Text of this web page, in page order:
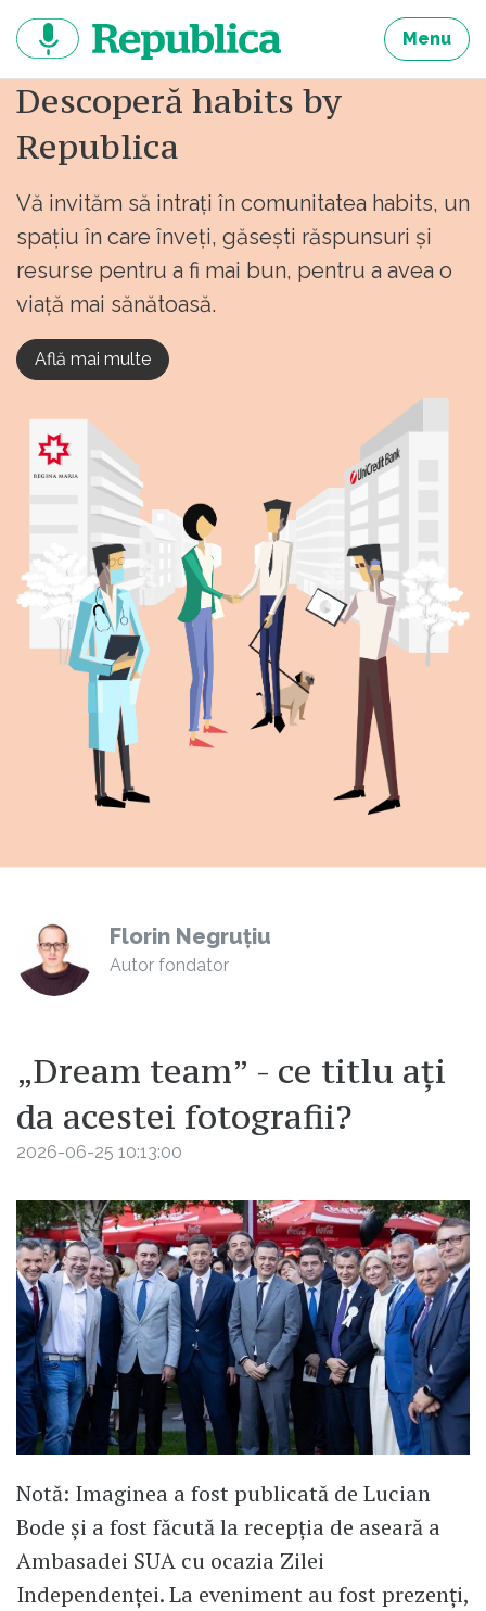
continut
Menu
Descoperă habits by
Republica
Vă invităm să intrați în comunitatea habits, un
spațiu în care înveți, găsești răspunsuri și
resurse pentru a fi mai bun, pentru a avea o
viață mai sănătoasă.
Află mai multe
Florin Negruțiu
Autor fondator
„Dream team” - ce titlu ați
da acestei fotografii?
2026-06-25 10:13:00
Notă: Imaginea a fost publicată de Lucian
Bode și a fost făcută la recepția de aseară a
Ambasadei SUA cu ocazia Zilei
Independenței. La eveniment au fost prezenți,